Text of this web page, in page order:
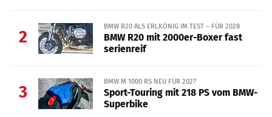
2
BMW R20 ALS ERLKÖNIG IM TEST – FÜR 2028
BMW R20 mit 2000er-Boxer fast
serienreif
3
BMW M 1000 RS NEU FÜR 2027
Sport-Touring mit 218 PS vom BMW-
Superbike